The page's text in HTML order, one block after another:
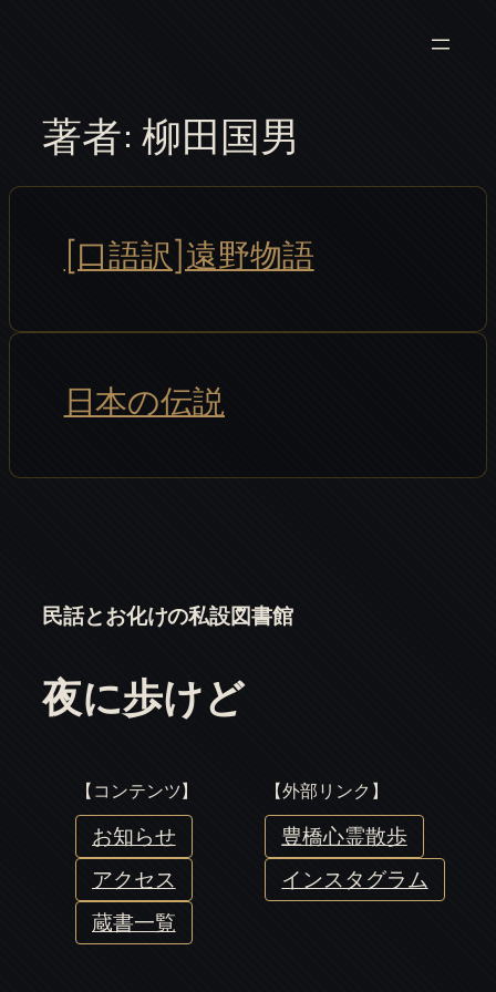
プ
著者: 柳田国男
[口語訳]遠野物語
日本の伝説
民話とお化けの私設図書館
夜に歩けど
【コンテンツ】
お知らせ
アクセス
蔵書一覧
【外部リンク】
豊橋心霊散歩
インスタグラム